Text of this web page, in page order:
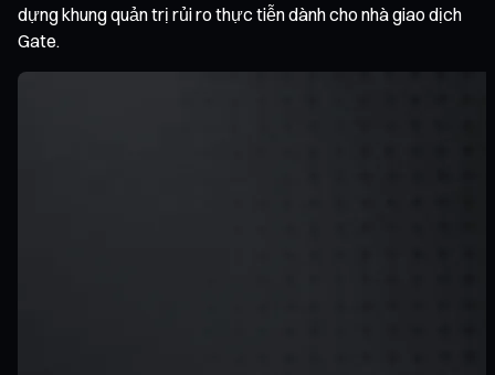
dựng khung quản trị rủi ro thực tiễn dành cho nhà giao dịch
Gate.